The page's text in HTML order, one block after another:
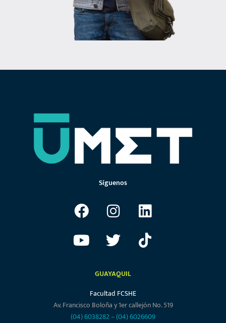
Síguenos
GUAYAQUIL
Facultad FCSHE
Av. Francisco Boloña y 1er callejón No. 519
(04) 6038282–(04) 6026609